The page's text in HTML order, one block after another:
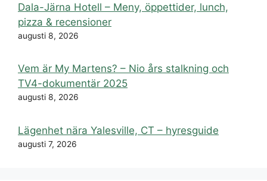
Dala-Järna Hotell – Meny, öppettider, lunch,
pizza & recensioner
augusti 8, 2026
Vem är My Martens? – Nio års stalkning och
TV4-dokumentär 2025
augusti 8, 2026
Lägenhet nära Yalesville, CT – hyresguide
augusti 7, 2026